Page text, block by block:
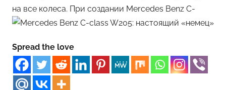
на все колеса. При создании Mercedes Benz C-
Spread the love